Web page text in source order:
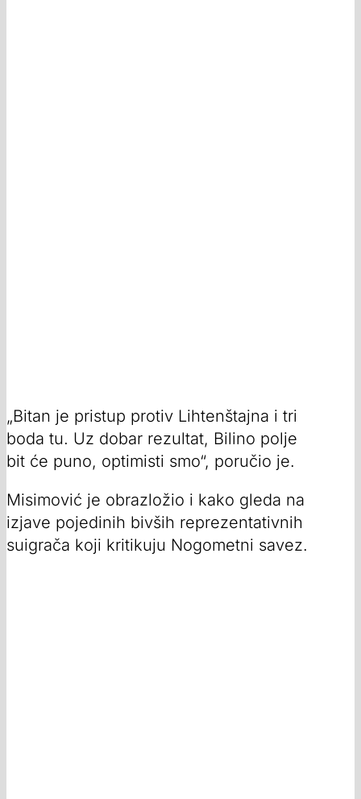
„Bitan je pristup protiv Lihtenštajna i tri
boda tu. Uz dobar rezultat, Bilino polje
bit će puno, optimisti smo“, poručio je.
Misimović je obrazložio i kako gleda na
izjave pojedinih bivših reprezentativnih
suigrača koji kritikuju Nogometni savez.